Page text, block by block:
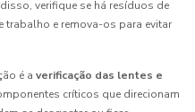
verifique se há resíduos de
trabalho e remova-os para evitar
é a verificação das lentes e
críticos que direcionam